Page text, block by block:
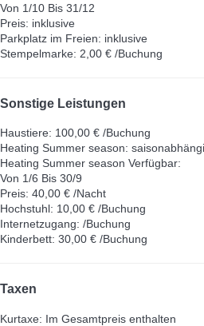
Von 1/10 Bis 31/12
Preis: inklusive
Parkplatz im Freien: inklusive
Stempelmarke: 2,00 € /Buchung
Sonstige Leistungen
Haustiere: 100,00 € /Buchung
Heating Summer season:
Heating Summer season Verfügbar:
Von 1/6 Bis 30/9
Preis: 40,00 € /Nacht
Hochstuhl: 10,00 € /Buchung
Internetzugang: /Buchung
Kinderbett: 30,00 € /Buchung
Taxen
Kurtaxe: Im Gesamtpreis enthalten